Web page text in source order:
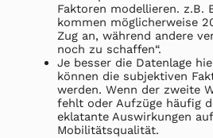
Faktoren modellieren. z.B.
kommen möglicherweise
Zug an, während andere
noch zu schaffen“.
Je besser die Datenlage
können die subjektiven
werden. Wenn der zweite
fehlt oder Aufzüge häufig
eklatante Auswirkungen
Mobilitätsqualität.